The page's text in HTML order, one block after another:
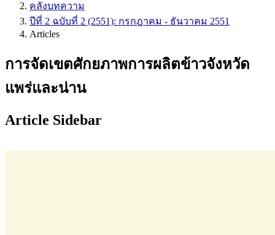
คลังบทความ
ปีที่ 2 ฉบับที่ 2 (2551): กรกฎาคม - ธันวาคม 2551
Articles
การจัดเขตศักยภาพการผลิตข้าวจังหวัด
แพร่และน่าน
Article Sidebar